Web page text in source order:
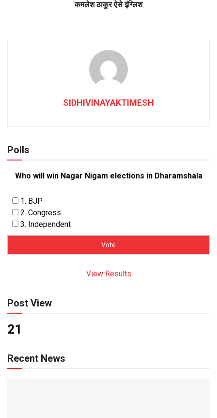
कमलेश ठाकुर ऐसे इंग्लिश
SIDHIVINAYAKTIMESH
Polls
Who will win Nagar Nigam elections in Dharamshala
1. BJP
2. Congress
3. Independent
View Results
Post View
21
Recent News